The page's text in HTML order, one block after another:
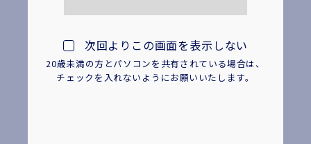
720ml
瓶
次回よりこの画面を表示しない
20歳未満の方とパソコンを共有されている場合は、
チェックを入れないようにお願いいたします。